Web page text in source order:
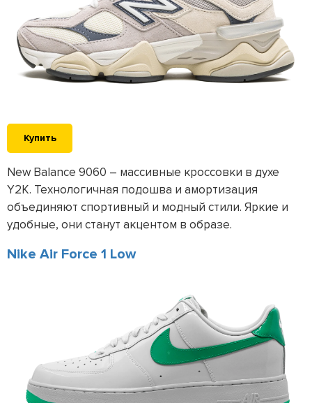
Купить
New Balance 9060 – массивные кроссовки в духе
Y2K. Технологичная подошва и амортизация
объединяют спортивный и модный стили. Яркие и
удобные, они станут акцентом в образе.
Nike Air Force 1 Low